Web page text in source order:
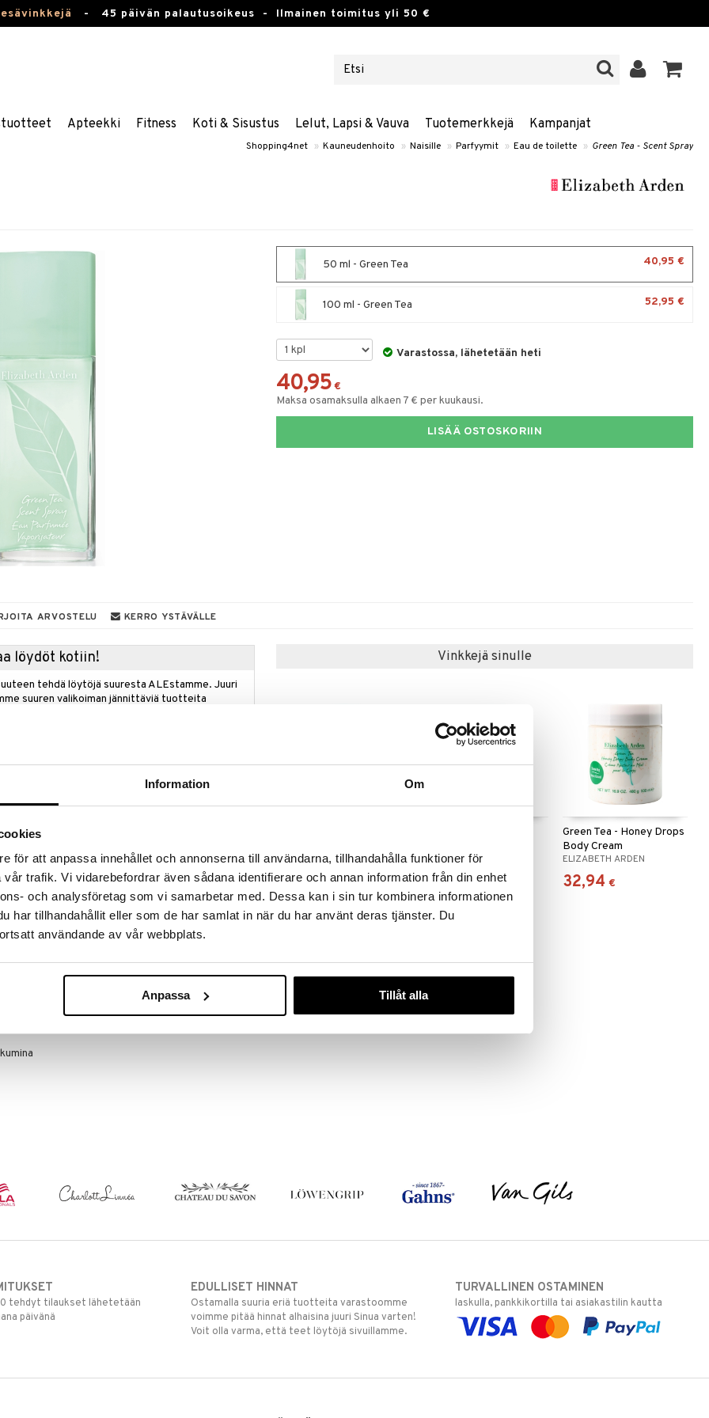
Information Om
för att anpassa innehållet och annonserna till användarna, tillhandahålla funktioner för
trafik. Vi vidarebefordrar även sådana identifierare och annan information från din enhet
och analysföretag som vi samarbetar med. Dessa kan i sin tur kombinera informationen
har tillhandahållit eller som de har samlat in när du har använt deras tjänster. Du
användande av vår webbplats.
Anpassa Tillåt alla
- 45 päivän palautusoikeus - Ilmainen toimitus yli 50 €
Apteekki Fitness Koti & Sisustus Lelut, Lapsi & Vauva Tuotemerkkejä Kampanjat
Shopping4net » Kauneudenhoito » Naisille » Parfyymit » Eau de toilette » Green Tea - Scent Spray
50 ml - Green Tea 40,95 €
100 ml - Green Tea 52,95 €
Varastossa, lähetetään heti
40,95 €
Maksa osamaksulla alkaen 7 € per kuukausi.
LISÄÄ OSTOSKORIIN
ARVOSTELU KERRO YSTÄVÄLLE
löydöt kotiin!
tehdä löytöjä suuresta ALEstamme. Juuri
suuren valikoiman jännittäviä tuotteita
bergamotti ja sitruuna
Vinkkejä sinulle
ELIZABETH ARDEN
21,95 €
ELIZABETH ARDEN
21,95 €
Green Tea - Honey Drops
Body Cream
ELIZABETH ARDEN
32,94 €
tehdyt tilaukset lähetetään
päivänä
EDULLISET HINNAT
Ostamalla suuria eriä tuotteita varastoomme
voimme pitää hinnat alhaisina juuri Sinua varten!
Voit olla varma, että teet löytöjä sivuillamme.
TURVALLINEN OSTAMINEN
laskulla, pankkikortilla tai asiakastilin kautta